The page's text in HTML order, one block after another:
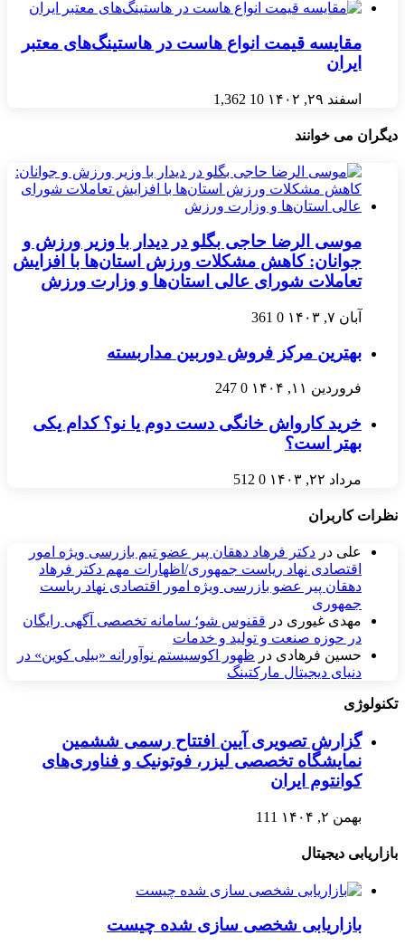
مقایسه قیمت انواع هاست در هاستینگ‌های معتبر
ایران
اسفند ۲۹, ۱۴۰۲ 10
1,362
دیگران می خوانند
موسی الرضا حاجی بگلو در دیدار با وزیر ورزش و
جوانان: کاهش مشکلات ورزش استان‌ها با افزایش
تعاملات شورای عالی استان‌ها و وزارت ورزش
آبان ۷, ۱۴۰۳ 0
361
بهترین مرکز فروش دوربین مداربسته
فروردین ۱۱, ۱۴۰۴ 0
247
خرید کارواش خانگی دست دوم یا نو؟ کدام یکی
بهتر است؟
مرداد ۲۲, ۱۴۰۳ 0
512
نظرات کاربران
علی در دکتر فرهاد دهقان پیر عضو تيم بازرسی ويژه امور
اقتصادی نهاد رياست جمهوری/اظهارات مهم دکتر فرهاد
دهقان پیر عضو بازرسی ویژه امور اقتصادی نهاد ریاست
جمهوری
مهدی غیوری در ققنوس شو؛ سامانه تخصصی آگهی رایگان
در حوزه صنعت و تولید و خدمات
حسین فرهادی در ظهور اکوسیستم نوآورانه «بیلی کوین» در
دنیای دیجیتال مارکتینگ
تکنولوژی
گزارش تصویری آیین افتتاح رسمی ششمین
نمایشگاه تخصصی لیزر، فوتونیک و فناوری‌های
کوانتوم ایران
بهمن ۲, ۱۴۰۴ 111
بازاریابی دیجیتال
بازاریابی شخصی سازی شده چیست